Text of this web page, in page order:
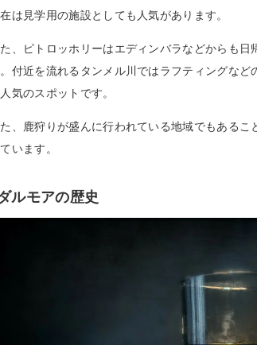
は見学用の施設としても人気があります。
た、ピトロッホリーはエディンバラなどからも
付近を流れるタンメル川ではラフティングな
気のスポットです。
た、鹿狩りが盛んに行われている地域でもある
います。
ルモアの歴史